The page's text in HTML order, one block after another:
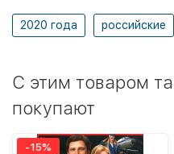
2020 года российские
C этим товаром
покупают
-15%